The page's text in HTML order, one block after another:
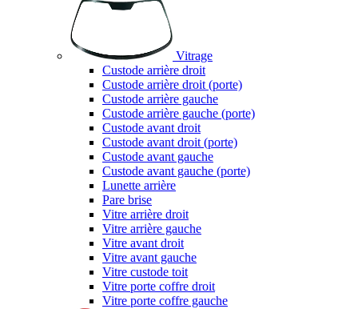
Vitrage
Custode arrière droit
Custode arrière droit (porte)
Custode arrière gauche
Custode arrière gauche (porte)
Custode avant droit
Custode avant droit (porte)
Custode avant gauche
Custode avant gauche (porte)
Lunette arrière
Pare brise
Vitre arrière droit
Vitre arrière gauche
Vitre avant droit
Vitre avant gauche
Vitre custode toit
Vitre porte coffre droit
Vitre porte coffre gauche